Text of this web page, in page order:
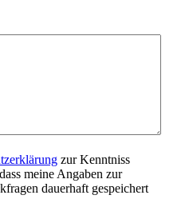
zur Kenntniss
meine Angaben zur
dauerhaft gespeichert